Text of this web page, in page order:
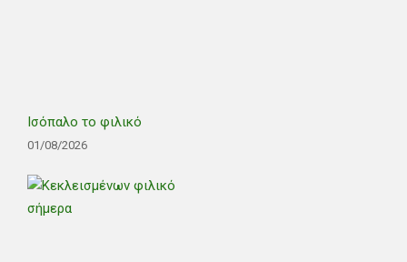
Ισόπαλο το φιλικό
01/08/2026